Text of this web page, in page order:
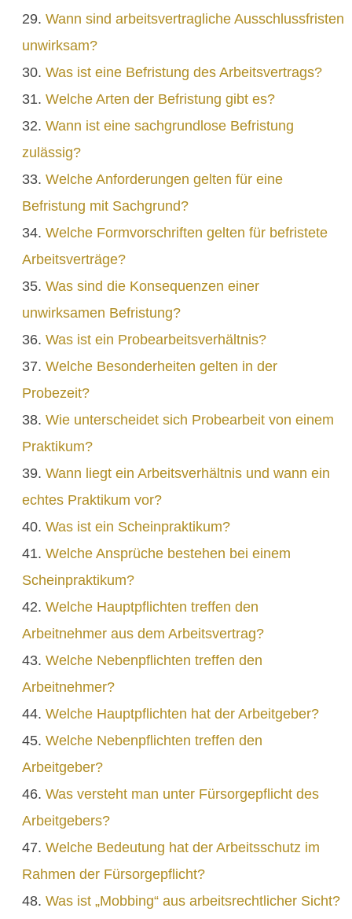
Wann sind arbeitsvertragliche Ausschlussfristen
unwirksam?
Was ist eine Befristung des Arbeitsvertrags?
Welche Arten der Befristung gibt es?
Wann ist eine sachgrundlose Befristung
zulässig?
Welche Anforderungen gelten für eine
Befristung mit Sachgrund?
Welche Formvorschriften gelten für befristete
Arbeitsverträge?
Was sind die Konsequenzen einer
unwirksamen Befristung?
Was ist ein Probearbeitsverhältnis?
Welche Besonderheiten gelten in der
Probezeit?
Wie unterscheidet sich Probearbeit von einem
Praktikum?
Wann liegt ein Arbeitsverhältnis und wann ein
echtes Praktikum vor?
Was ist ein Scheinpraktikum?
Welche Ansprüche bestehen bei einem
Scheinpraktikum?
Welche Hauptpflichten treffen den
Arbeitnehmer aus dem Arbeitsvertrag?
Welche Nebenpflichten treffen den
Arbeitnehmer?
Welche Hauptpflichten hat der Arbeitgeber?
Welche Nebenpflichten treffen den
Arbeitgeber?
Was versteht man unter Fürsorgepflicht des
Arbeitgebers?
Welche Bedeutung hat der Arbeitsschutz im
Rahmen der Fürsorgepflicht?
Was ist „Mobbing“ aus arbeitsrechtlicher Sicht?